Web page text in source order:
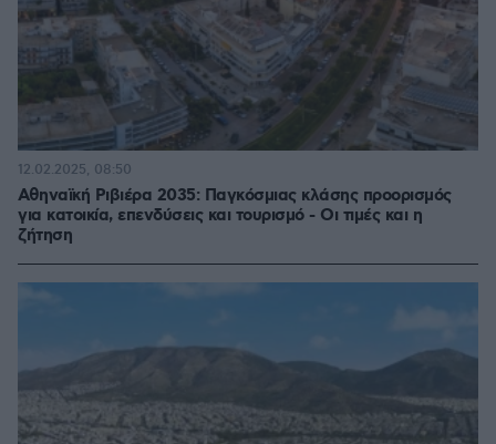
Αθηναϊκή Ριβιέρα 2035: Παγκόσμιας κλάσης προορισμός
για κατοικία, επενδύσεις και τουρισμό - Οι τιμές και η
ζήτηση
12.02.2025, 08:50